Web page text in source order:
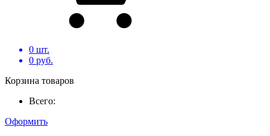
0 шт.
0 руб.
Корзина товаров
Всего:
Оформить